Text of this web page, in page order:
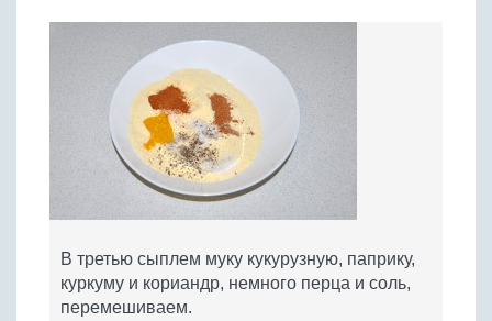
В третью сыплем муку кукурузную, паприку,
куркуму и кориандр, немного перца и соль,
перемешиваем.